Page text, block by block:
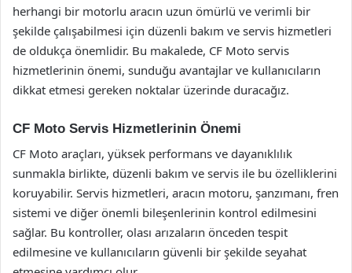
herhangi bir motorlu aracın uzun ömürlü ve verimli bir
şekilde çalışabilmesi için düzenli bakım ve servis hizmetleri
de oldukça önemlidir. Bu makalede, CF Moto servis
hizmetlerinin önemi, sunduğu avantajlar ve kullanıcıların
dikkat etmesi gereken noktalar üzerinde duracağız.
CF Moto Servis Hizmetlerinin Önemi
CF Moto araçları, yüksek performans ve dayanıklılık
sunmakla birlikte, düzenli bakım ve servis ile bu özelliklerini
koruyabilir. Servis hizmetleri, aracın motoru, şanzımanı, fren
sistemi ve diğer önemli bileşenlerinin kontrol edilmesini
sağlar. Bu kontroller, olası arızaların önceden tespit
edilmesine ve kullanıcıların güvenli bir şekilde seyahat